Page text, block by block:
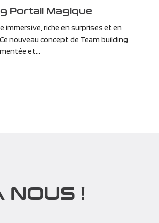
Portail Magique
immersive, riche en surprises et en
nouveau concept de Team building
et...
NOUS !